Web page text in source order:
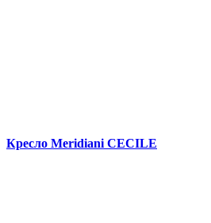
Кресло Meridiani CECILE